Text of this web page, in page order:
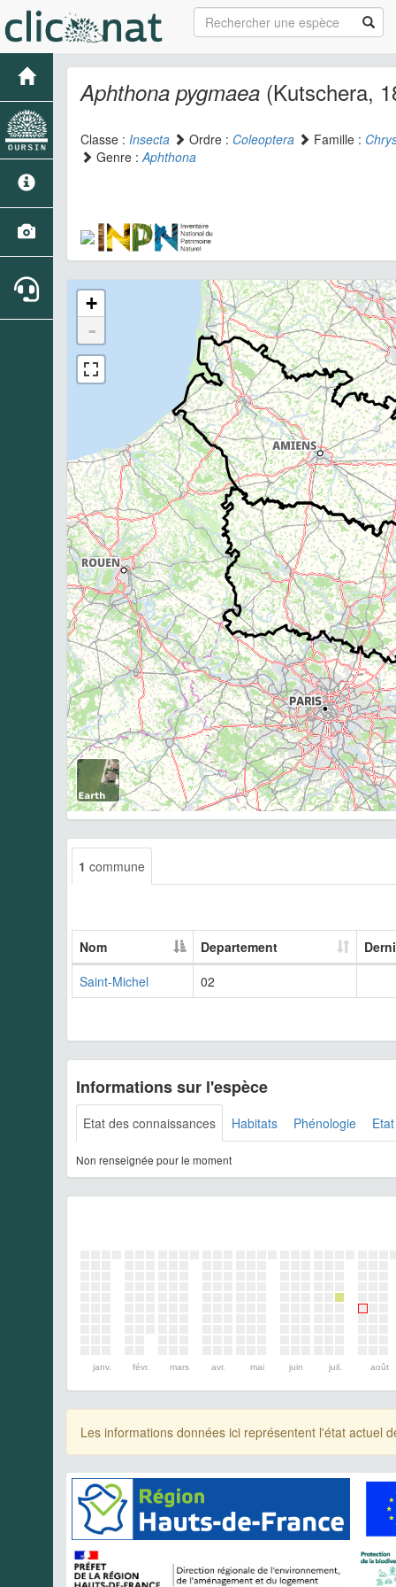
Aphthona pygmaea (Kutschera,
Classe : Insecta Ordre : Coleoptera Famille :
Genre :Aphthona
+
-
1 commune
Nom Departement
Saint-Michel
02
Informations sur l'espèce
Etat des connaissances Habitats Phénologie
Non renseignée pour le moment
janv. févr. mars avr. mai juin juil. août
Les informations données ici représentent l'état actuel